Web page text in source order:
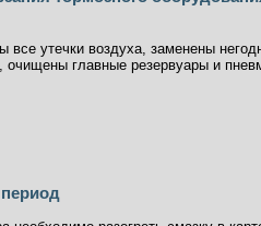
утечки воздуха, заменены
главные резервуары и